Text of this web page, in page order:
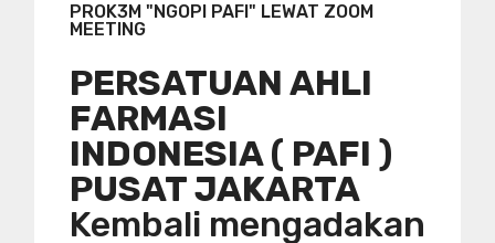
PROK3M "NGOPI PAFI" LEWAT ZOOM
MEETING
PERSATUAN AHLI
FARMASI
INDONESIA ( PAFI )
PUSAT JAKARTA
Kembali mengadakan